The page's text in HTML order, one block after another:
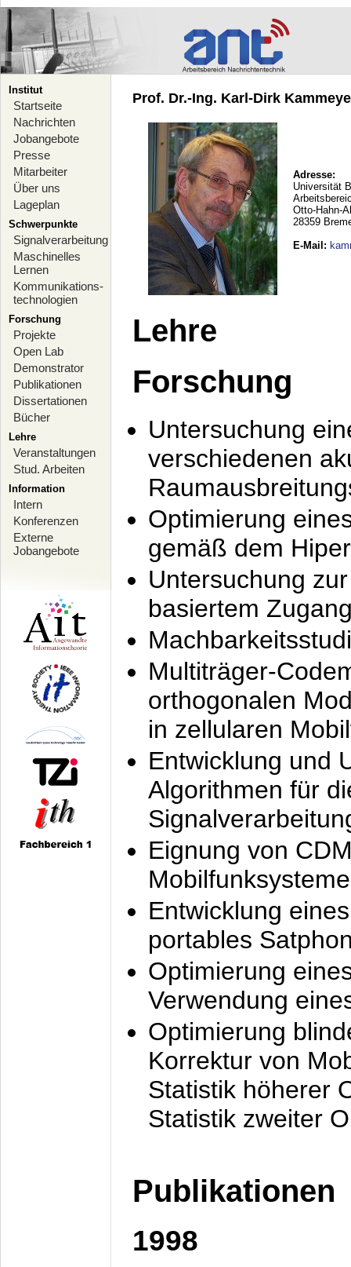
Institut
Startseite
Nachrichten
Jobangebote
Presse
Mitarbeiter
Über uns
Lageplan
Schwerpunkte
Signalverarbeitung
Maschinelles
Lernen
Kommunikations-
technologien
Forschung
Projekte
Open Lab
Demonstrator
Publikationen
Dissertationen
Bücher
Lehre
Veranstaltungen
Stud. Arbeiten
Information
Intern
Konferenzen
Externe
Jobangebote
Prof. Dr.-Ing. Karl-Dirk
Adresse:
Universität
Otto-Hahn-
28359
E-Mail :
Lehre
Forschung
Untersuchung
verschiedenen
Optimierung
gemäß dem
Untersuchung
basiertem
Multiträger-
orthogonalen
in zellularen
Entwicklung und
Algorithmen für
Eignung von
Mobilfunksysteme
Entwicklung
portables
Optimierung
Verwendung
Optimierung
Korrektur von
Statistik höherer
Statistik zweiter
Publikationen
1998